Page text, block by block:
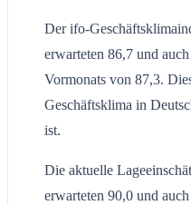
Der ifo-
erwarteten 86,7 und
Vormonats von 87,3.
Geschäftsklima in
ist.
Die aktuelle
erwarteten 90,0 und